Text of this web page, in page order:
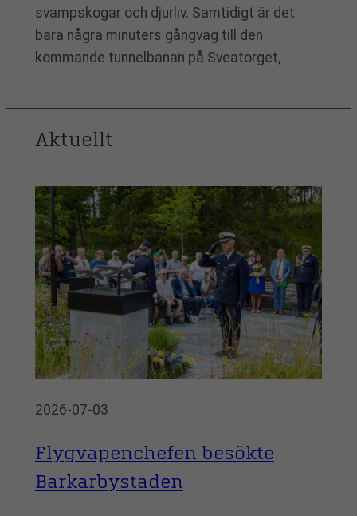
svampskogar och djurliv. Samtidigt är det
bara några minuters gångväg till den
kommande tunnelbanan på Sveatorget,
Aktuellt
2026-07-03
Flygvapenchefen besökte
Barkarbystaden